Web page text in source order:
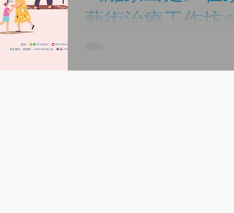
藝術治療工作坊